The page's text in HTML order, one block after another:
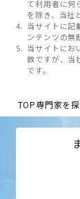
て利用者に何
を除き、当社
当サイトに記
ンテンツの無
当サイトにお
数ですが、当
です。
TOP専門家を